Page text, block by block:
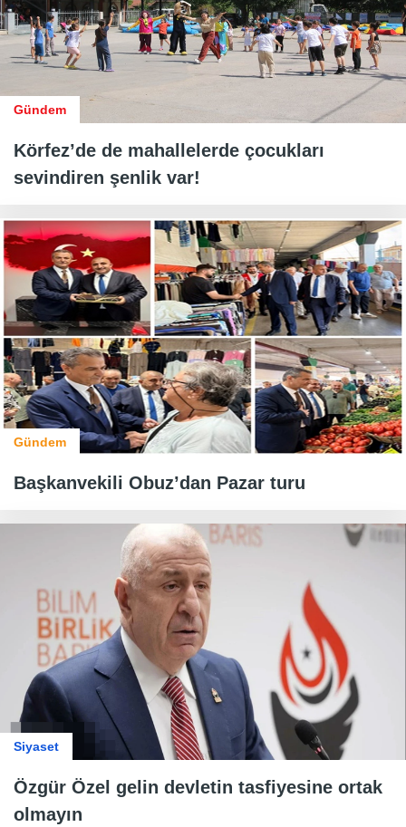
Gündem
Körfez’de de mahallelerde çocukları
sevindiren şenlik var!
Gündem
Başkanvekili Obuz’dan Pazar turu
Siyaset
Özgür Özel gelin devletin tasfiyesine ortak
olmayın